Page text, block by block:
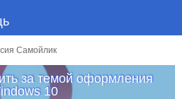
Самойлик
за темой оформления
10